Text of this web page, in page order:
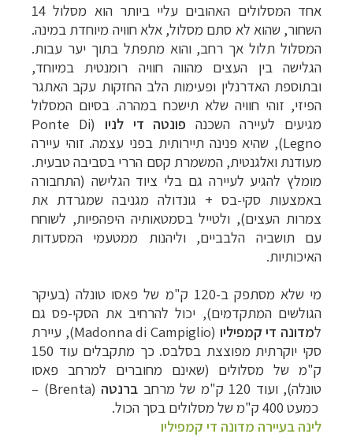
אחד המסלולים האהובים עליי ביותר הוא מסלול 14
השחור, שהוא לא סתם מסלול, אלא חוויה מיוחדת במינה.
המסלול תלול אך רחב, והוא מתפתל בתוך יער עבות.
הגלישה בין העצים מהווה חוויה רומנטית במיוחד,
ובתוספת האדרנלין ופעימות הלב החזקות עקב האתגר
הפיזי, זוהי חוויה שלא תישכח במהרה. בסיום המסלול
מגיעים לעיירה השכנה פונטה די לניו (
Ponte Di
Legno), שהיא פנינה תיירותית בפני עצמה. זוהי עיירה
מעודנת ואלגנטית, המשמרת קסם הררי בסביבה טבעית.
מומלץ להגיע לעיירה גם בלי ציוד הגלישה (התחבורה
באמצעות סקי-בס + גונדולה מגניבה שמגרדת את
צמרות העצים), ולטייל בסמטאותיה היפהפיות, לשוחח
עם תושביה הלבביים, וליהנות ממטעמי המסעדות
האיכותיות.
מי שלא מסתפק ב-120 ק"מ של פאסו טונלה (בעיקר
הגולשים המתקדמים), יכול להרחיב את הסקי-פס גם
למדונה די קמפיליו (
Madonna di Campiglio‏), עיירת
סקי יוקרתית מפוצצת בסלבס. כך מתקבלים עוד 150
ק"מ של מסלולים (שאינם מחוברים למרחב פאסו
טונלה), ועוד 120 ק"מ של מרחב
ברנטה (
Brenta
)
–
כמעט 400 ק"מ של מסלולים בסך הכול.
לינה בעיירה מדונה די קמפיליו